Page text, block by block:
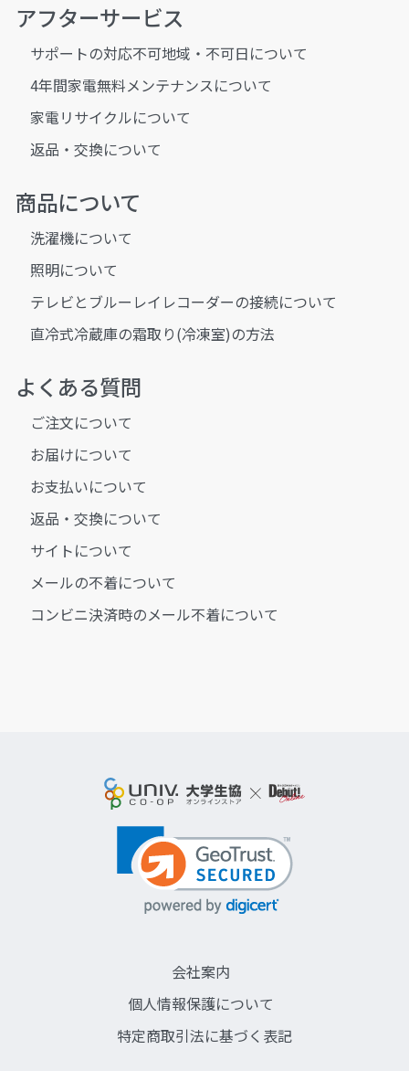
アフターサービス
サポートの対応不可地域・不可日について
4年間家電無料メンテナンスについて
家電リサイクルについて
返品・交換について
商品について
洗濯機について
照明について
テレビとブルーレイレコーダーの接続について
直冷式冷蔵庫の霜取り(冷凍室)の方法
よくある質問
ご注文について
お届けについて
お支払いについて
返品・交換について
サイトについて
メールの不着について
コンビニ決済時のメール不着について
会社案内
個人情報保護について
特定商取引法に基づく表記